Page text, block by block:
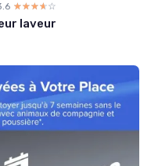
☆☆☆☆☆
★★★★★
laveur